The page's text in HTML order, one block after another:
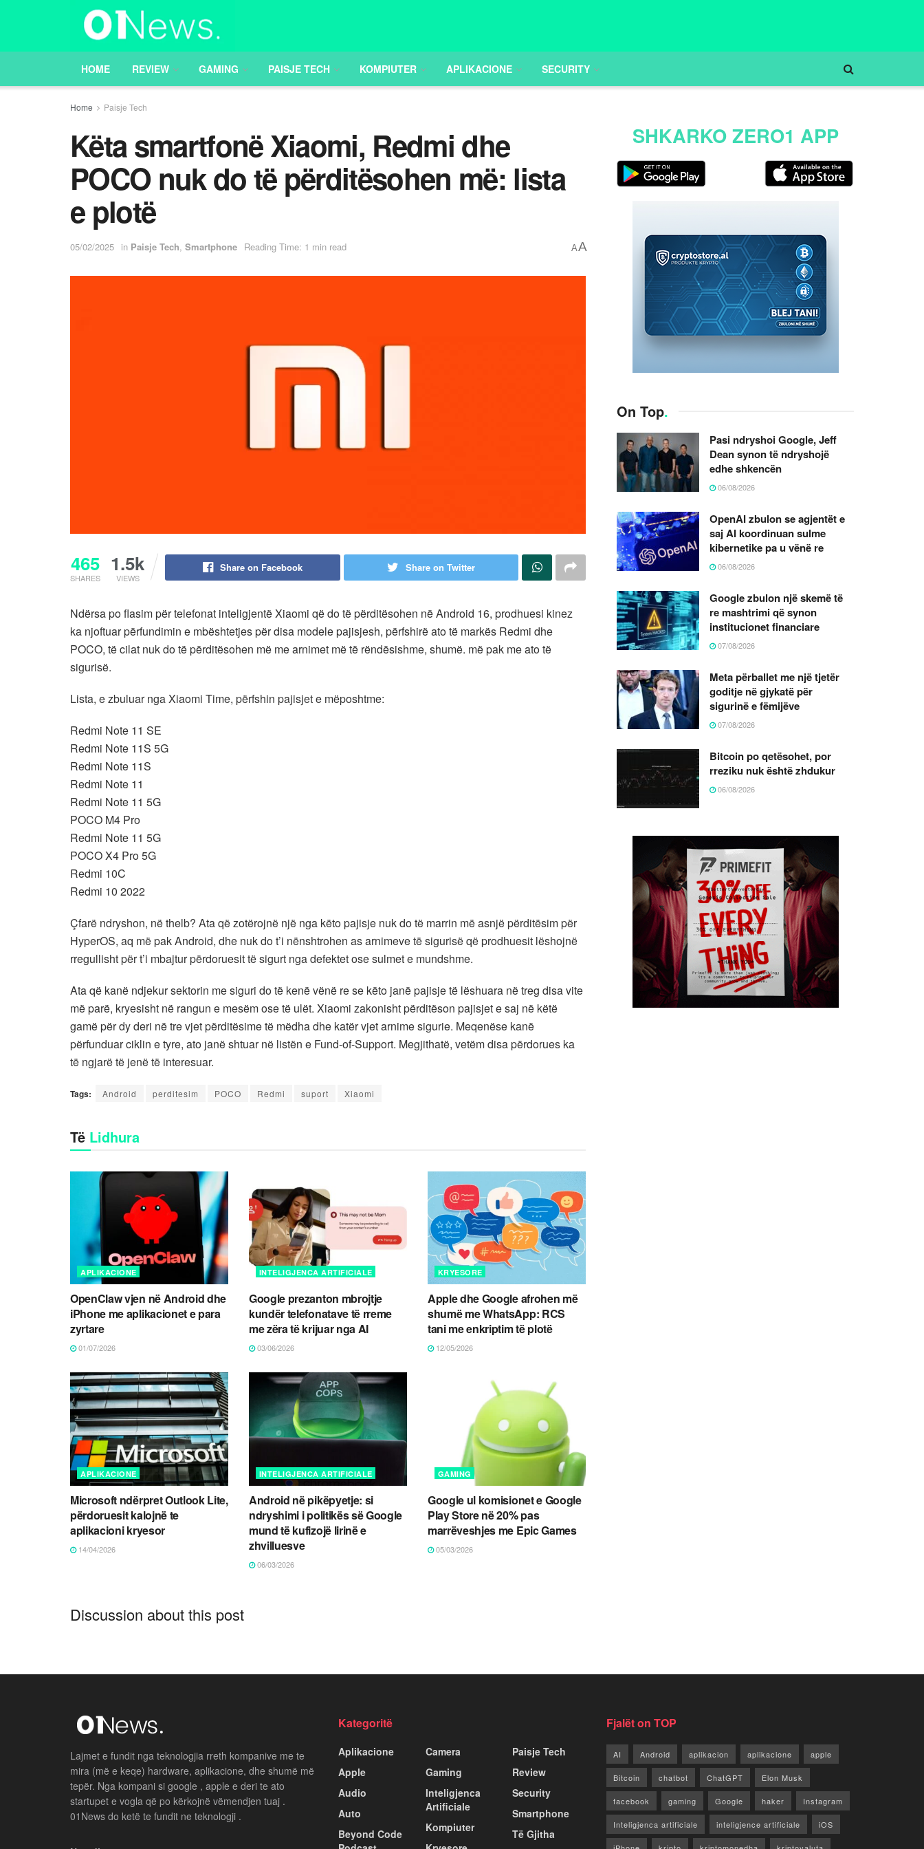
HOME REVIEW GAMING PAISJE TECH KOMPIUTER APLIKACIONE SECURITY
Home Paisje Tech
Këta smartfonë Xiaomi, Redmi dhe
POCO nuk do të përditësohen më: lista
e plotë
05/02/2025 in Paisje Tech, Smartphone Reading Time: 1 min read AA
465
SHARES
1.5k
VIEWS
Share on Facebook Share on Twitter
Ndërsa po flasim për telefonat inteligjentë Xiaomi që do të përditësohen në Android 16, prodhuesi kinez
ka njoftuar përfundimin e mbështetjes për disa modele pajisjesh, përfshirë ato të markës Redmi dhe
POCO, të cilat nuk do të përditësohen më me arnimet më të rëndësishme, shumë. më pak me ato të
sigurisë.
Lista, e zbuluar nga Xiaomi Time, përfshin pajisjet e mëposhtme:
Redmi Note 11 SE
Redmi Note 11S 5G
Redmi Note 11S
Redmi Note 11
Redmi Note 11 5G
POCO M4 Pro
Redmi Note 11 5G
POCO X4 Pro 5G
Redmi 10C
Redmi 10 2022
Çfarë ndryshon, në thelb? Ata që zotërojnë një nga këto pajisje nuk do të marrin më asnjë përditësim për
HyperOS, aq më pak Android, dhe nuk do t’i nënshtrohen as arnimeve të sigurisë që prodhuesit lëshojnë
rregullisht për t’i mbajtur përdoruesit të sigurt nga defektet ose sulmet e mundshme.
Ata që kanë ndjekur sektorin me siguri do të kenë vënë re se këto janë pajisje të lëshuara në treg disa vite
më parë, kryesisht në rangun e mesëm ose të ulët. Xiaomi zakonisht përditëson pajisjet e saj në këtë
gamë për dy deri në tre vjet përditësime të mëdha dhe katër vjet arnime sigurie. Meqenëse kanë
përfunduar ciklin e tyre, ato janë shtuar në listën e Fund-of-Support. Megjithatë, vetëm disa përdorues ka
të ngjarë të jenë të interesuar.
Tags: Android perditesim POCO Redmi suport Xiaomi
Të Lidhura
APLIKACIONE
OpenClaw vjen në Android dhe
iPhone me aplikacionet e para
zyrtare
01/07/2026
INTELIGJENCA ARTIFICIALE
Google prezanton mbrojtje
kundër telefonatave të rreme
me zëra të krijuar nga AI
03/06/2026
KRYESORE
Apple dhe Google afrohen më
shumë me WhatsApp: RCS
tani me enkriptim të plotë
12/05/2026
APLIKACIONE
Microsoft ndërpret Outlook Lite,
përdoruesit kalojnë te
aplikacioni kryesor
14/04/2026
INTELIGJENCA ARTIFICIALE
Android në pikëpyetje: si
ndryshimi i politikës së Google
mund të kufizojë lirinë e
zhvilluesve
06/03/2026
GAMING
Google ul komisionet e Google
Play Store në 20% pas
marrëveshjes me Epic Games
05/03/2026
Discussion about this post
SHKARKO ZERO1 APP
On Top.
Pasi ndryshoi Google, Jeff
Dean synon të ndryshojë
edhe shkencën
06/08/2026
OpenAI zbulon se agjentët e
saj AI koordinuan sulme
kibernetike pa u vënë re
06/08/2026
Google zbulon një skemë të
re mashtrimi që synon
institucionet financiare
07/08/2026
Meta përballet me një tjetër
goditje në gjykatë për
sigurinë e fëmijëve
07/08/2026
Bitcoin po qetësohet, por
rreziku nuk është zhdukur
06/08/2026
Lajmet e fundit nga teknologjia rreth kompanive me te
mira (më e keqe) hardware, aplikacione, dhe shumë më
tepër. Nga kompani si google , apple e deri te ato
startupet e vogla që po kërkojnë vëmendjen tuaj .
01News do ketë te fundit ne teknologji .
Kategoritë
Aplikacione
Apple
Audio
Auto
Beyond Code
Camera
Gaming
Inteligjenca
Artificiale
Kompiuter
Paisje Tech
Review
Security
Smartphone
Të Gjitha
Fjalët on TOP
AI Android aplikacion aplikacione apple
Bitcoin chatbot ChatGPT Elon Musk
facebook gaming Google haker Instagram
Inteligjenca artificiale inteligjence artificiale iOS